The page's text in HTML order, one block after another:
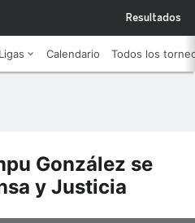
Resultados
Ligas Calendario Todos los
González se
y Justicia